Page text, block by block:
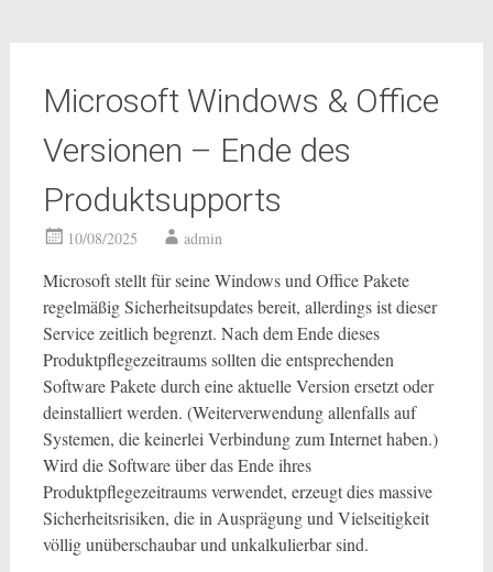
Microsoft Windows & Office
Versionen – Ende des
Produktsupports
10/08/2025 admin
Microsoft stellt für seine Windows und Office Pakete
regelmäßig Sicherheitsupdates bereit, allerdings ist dieser
Service zeitlich begrenzt. Nach dem Ende dieses
Produktpflegezeitraums sollten die entsprechenden
Software Pakete durch eine aktuelle Version ersetzt oder
deinstalliert werden. (Weiterverwendung allenfalls auf
Systemen, die keinerlei Verbindung zum Internet haben.)
Wird die Software über das Ende ihres
Produktpflegezeitraums verwendet, erzeugt dies massive
Sicherheitsrisiken, die in Ausprägung und Vielseitigkeit
völlig unüberschaubar und unkalkulierbar sind.